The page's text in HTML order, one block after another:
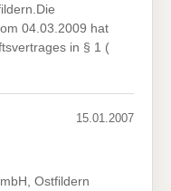
04.03.2009 hat
in § 1 (
15.01.2007
Ostfildern